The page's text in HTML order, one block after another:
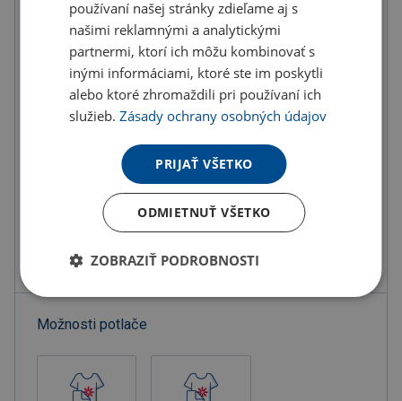
U partnera 7204 ks môžete mať 12.8. až 18.8.
Do košíka
Objednať s potlačou
Možnosti doručenia »
Osobný odber Výdajné miesta »
Pridať do obľúbených
Možnosti potlače
používaní našej stránky zdieľame aj s
našimi reklamnými a analytickými
partnermi, ktorí ich môžu kombinovať s
inými informáciami, ktoré ste im poskytli
alebo ktoré zhromaždili pri používaní ich
služieb.Zásady ochrany osobných údajov
PRIJAŤ VŠETKO
ODMIETNUŤ VŠETKO
ZOBRAZIŤ PODROBNOSTI